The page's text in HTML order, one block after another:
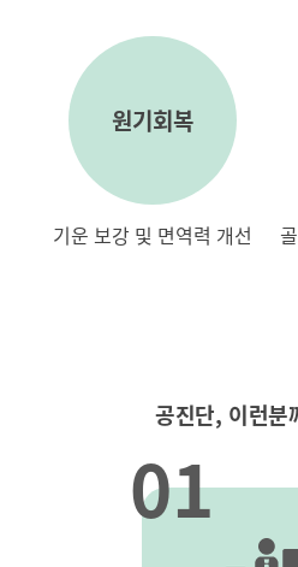
원기회복
기운 보강 및 면역력 개선
공진단, 이런분
01